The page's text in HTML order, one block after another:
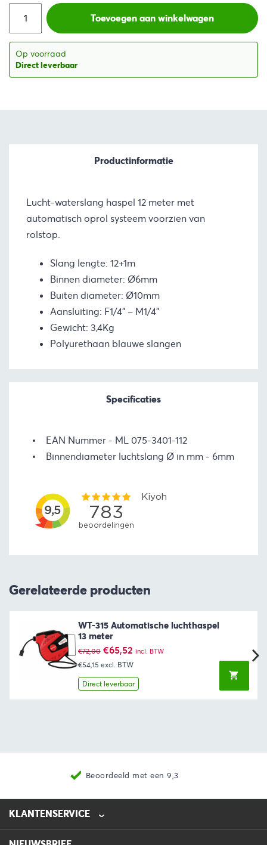
was:
€96,20.
is:
Toevoegen aan winkelwagen
Op voorraad
Direct leverbaar
Productinformatie
Lucht-waterslang haspel 12 meter met
automatisch oprol systeem voorzien van
rolstop.
Slang lengte: 12+1m
Binnen diameter: Ø6mm
Buiten diameter: Ø10mm
Aansluiting: F1/4” – M1/4”
Gewicht: 3,4Kg
Polyurethaan blauwe slangen
Specificaties
EAN Nummer
ML 075-3401-112
Binnendiameter luchtslang Ø in mm
6mm
Gerelateerde producten
WT-315 Automatische luchthaspel
13 meter
€72,00 Oorspronkelijke
prijs
was:
€72,00.
€65,52Huidige
prijs
is:
€65,52.
incl. BTW
€54,15 excl. BTW
Direct leverbaar
Beoordeeld met een 9,3
KLANTENSERVICE